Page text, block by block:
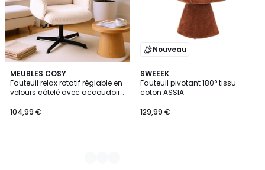
MEUBLES COSY
Fauteuil relax rotatif réglable en
velours côtelé avec accoudoirs
THOMASINACORDL
104,99 €
3
Couleurs
Nouveau
SWEEEK
Fauteuil pivotant 180° tissu
coton ASSIA
129,99 €